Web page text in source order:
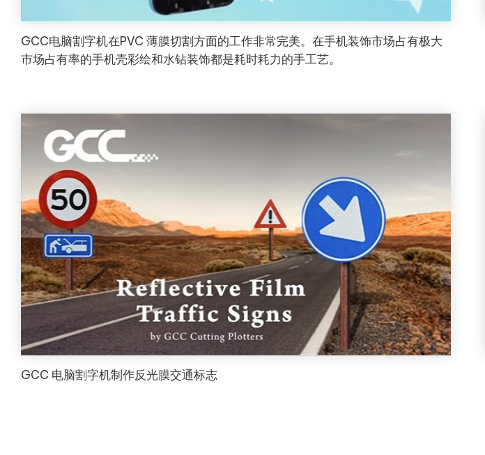
GCC电脑割字机在PVC 薄膜切割方面的工作非常完美。在手机装饰市场占有极大
市场占有率的手机壳彩绘和水钻装饰都是耗时耗力的手工艺。
GCC 电脑割字机制作反光膜交通标志